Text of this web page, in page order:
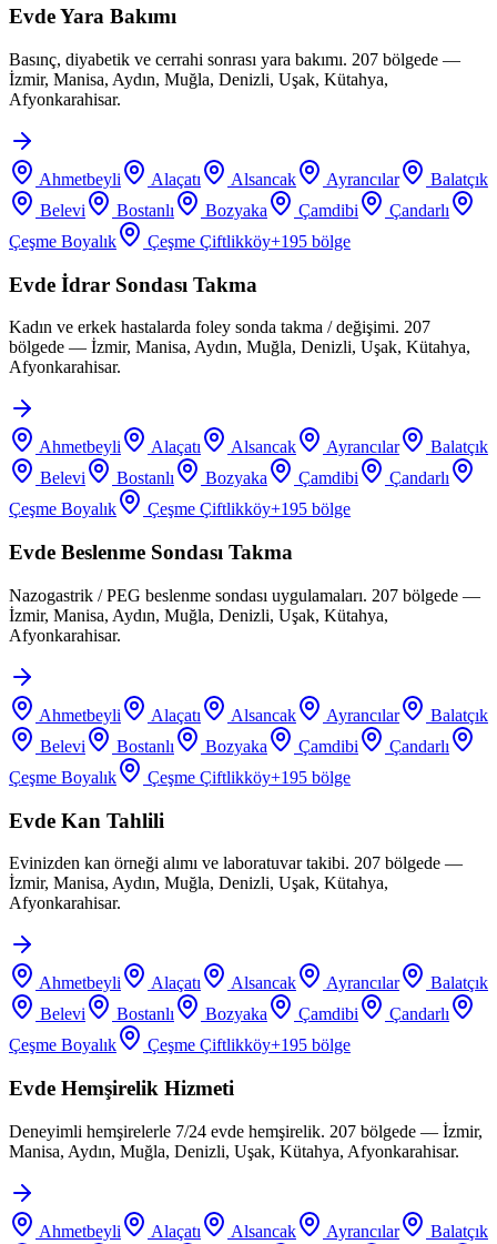
Evde Yara Bakımı
Basınç, diyabetik ve cerrahi sonrası yara bakımı. 207 bölgede —
İzmir, Manisa, Aydın, Muğla, Denizli, Uşak, Kütahya,
Afyonkarahisar.
Ahmetbeyli Alaçatı Alsancak Ayrancılar
Balatçık
Belevi
Bostanlı Bozyaka Çamdibi
Çandarlı
Çeşme Boyalık
Çeşme Çiftlikköy+195 bölge
Evde İdrar Sondası Takma
Kadın ve erkek hastalarda foley sonda takma / değişimi. 207
bölgede — İzmir, Manisa, Aydın, Muğla, Denizli, Uşak, Kütahya,
Afyonkarahisar.
Ahmetbeyli Alaçatı Alsancak Ayrancılar
Balatçık
Belevi
Bostanlı Bozyaka Çamdibi
Çandarlı
Çeşme Boyalık
Çeşme Çiftlikköy+195 bölge
Evde Beslenme Sondası Takma
Nazogastrik / PEG beslenme sondası uygulamaları. 207 bölgede —
İzmir, Manisa, Aydın, Muğla, Denizli, Uşak, Kütahya,
Afyonkarahisar.
Ahmetbeyli Alaçatı Alsancak Ayrancılar
Balatçık
Belevi
Bostanlı Bozyaka Çamdibi
Çandarlı
Çeşme Boyalık
Çeşme Çiftlikköy+195 bölge
Evde Kan Tahlili
Evinizden kan örneği alımı ve laboratuvar takibi. 207 bölgede —
İzmir, Manisa, Aydın, Muğla, Denizli, Uşak, Kütahya,
Afyonkarahisar.
Ahmetbeyli Alaçatı Alsancak Ayrancılar
Balatçık
Belevi
Bostanlı Bozyaka Çamdibi
Çandarlı
Çeşme Boyalık
Çeşme Çiftlikköy+195 bölge
Evde Hemşirelik Hizmeti
Deneyimli hemşirelerle 7/24 evde hemşirelik. 207 bölgede — İzmir,
Manisa, Aydın, Muğla, Denizli, Uşak, Kütahya, Afyonkarahisar.
Ahmetbeyli Alaçatı Alsancak Ayrancılar Balatçık